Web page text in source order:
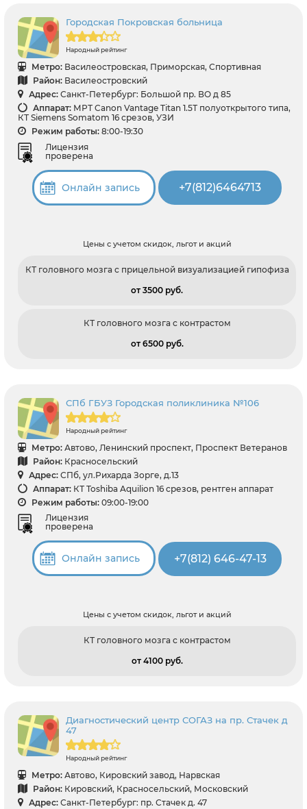
Городская Покровская больница
Народный рейтинг
Метро: Василеостровская, Приморская, Спортивная
Район: Василеостровский
Адрес: Санкт-Петербург: Большой пр. ВО д 85
Аппарат: МРТ Canon Vantage Titan 1.5Т полуоткрытого типа,
КТ Siemens Somatom 16 срезов, УЗИ
Режим работы: 8:00-19:30
Лицензия
проверена
Онлайн запись +7(812)6464713
Цены с учетом скидок, льгот и акций
КТ головного мозга с прицельной визуализацией гипофиза
от 3500 pуб.
КТ головного мозга с контрастом
от 6500 pуб.
СПб ГБУЗ Городская поликлиника №106
Народный рейтинг
Метро: Автово, Ленинский проспект, Проспект Ветеранов
Район: Красносельский
Адрес: СПб, ул.Рихарда Зорге, д.13
Аппарат: КТ Toshiba Aquilion 16 срезов, рентген аппарат
Режим работы: 09:00-19:00
Лицензия
проверена
Онлайн запись +7(812) 646-47-13
Цены с учетом скидок, льгот и акций
КТ головного мозга с контрастом
от 4100 pуб.
Диагностический центр СОГАЗ на пр. Стачек д
47
Народный рейтинг
Метро: Автово, Кировский завод, Нарвская
Район: Кировский, Красносельский, Московский
Адрес: Санкт-Петербург: пр. Стачек д. 47